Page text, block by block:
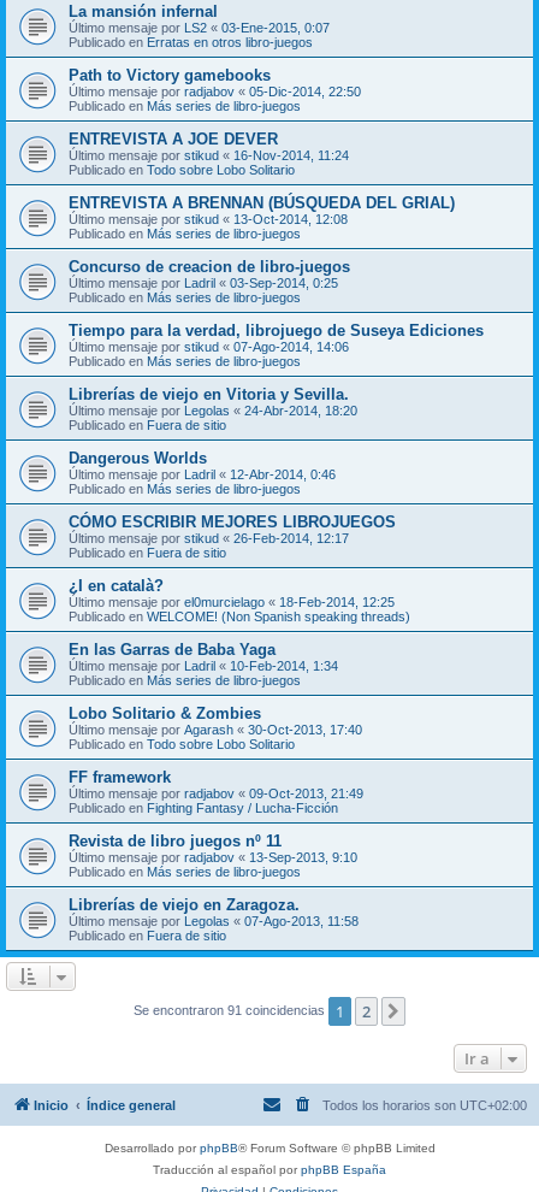
La mansión infernal
Último mensaje por LS2 « 03-Ene-2015, 0:07
Publicado en Erratas en otros libro-juegos
Path to Victory gamebooks
Último mensaje por radjabov « 05-Dic-2014, 22:50
Publicado en Más series de libro-juegos
ENTREVISTA A JOE DEVER
Último mensaje por stikud « 16-Nov-2014, 11:24
Publicado en Todo sobre Lobo Solitario
ENTREVISTA A BRENNAN (BÚSQUEDA DEL GRIAL)
Último mensaje por stikud « 13-Oct-2014, 12:08
Publicado en Más series de libro-juegos
Concurso de creacion de libro-juegos
Último mensaje por Ladril « 03-Sep-2014, 0:25
Publicado en Más series de libro-juegos
Tiempo para la verdad, librojuego de Suseya Ediciones
Último mensaje por stikud « 07-Ago-2014, 14:06
Publicado en Más series de libro-juegos
Librerías de viejo en Vitoria y Sevilla.
Último mensaje por Legolas « 24-Abr-2014, 18:20
Publicado en Fuera de sitio
Dangerous Worlds
Último mensaje por Ladril « 12-Abr-2014, 0:46
Publicado en Más series de libro-juegos
CÓMO ESCRIBIR MEJORES LIBROJUEGOS
Último mensaje por stikud « 26-Feb-2014, 12:17
Publicado en Fuera de sitio
¿I en català?
Último mensaje por el0murcielago « 18-Feb-2014, 12:25
Publicado en WELCOME! (Non Spanish speaking threads)
En las Garras de Baba Yaga
Último mensaje por Ladril « 10-Feb-2014, 1:34
Publicado en Más series de libro-juegos
Lobo Solitario & Zombies
Último mensaje por Agarash « 30-Oct-2013, 17:40
Publicado en Todo sobre Lobo Solitario
FF framework
Último mensaje por radjabov « 09-Oct-2013, 21:49
Publicado en Fighting Fantasy / Lucha-Ficción
Revista de libro juegos nº 11
Último mensaje por radjabov « 13-Sep-2013, 9:10
Publicado en Más series de libro-juegos
Librerías de viejo en Zaragoza.
Último mensaje por Legolas « 07-Ago-2013, 11:58
Publicado en Fuera de sitio
Se encontraron 91 coincidencias 1 2
Ir a
Inicio Índice general Todos los horarios son UTC+02:00
Desarrollado porphpBB® Forum Software © phpBB Limited
Traducción al español porphpBB España